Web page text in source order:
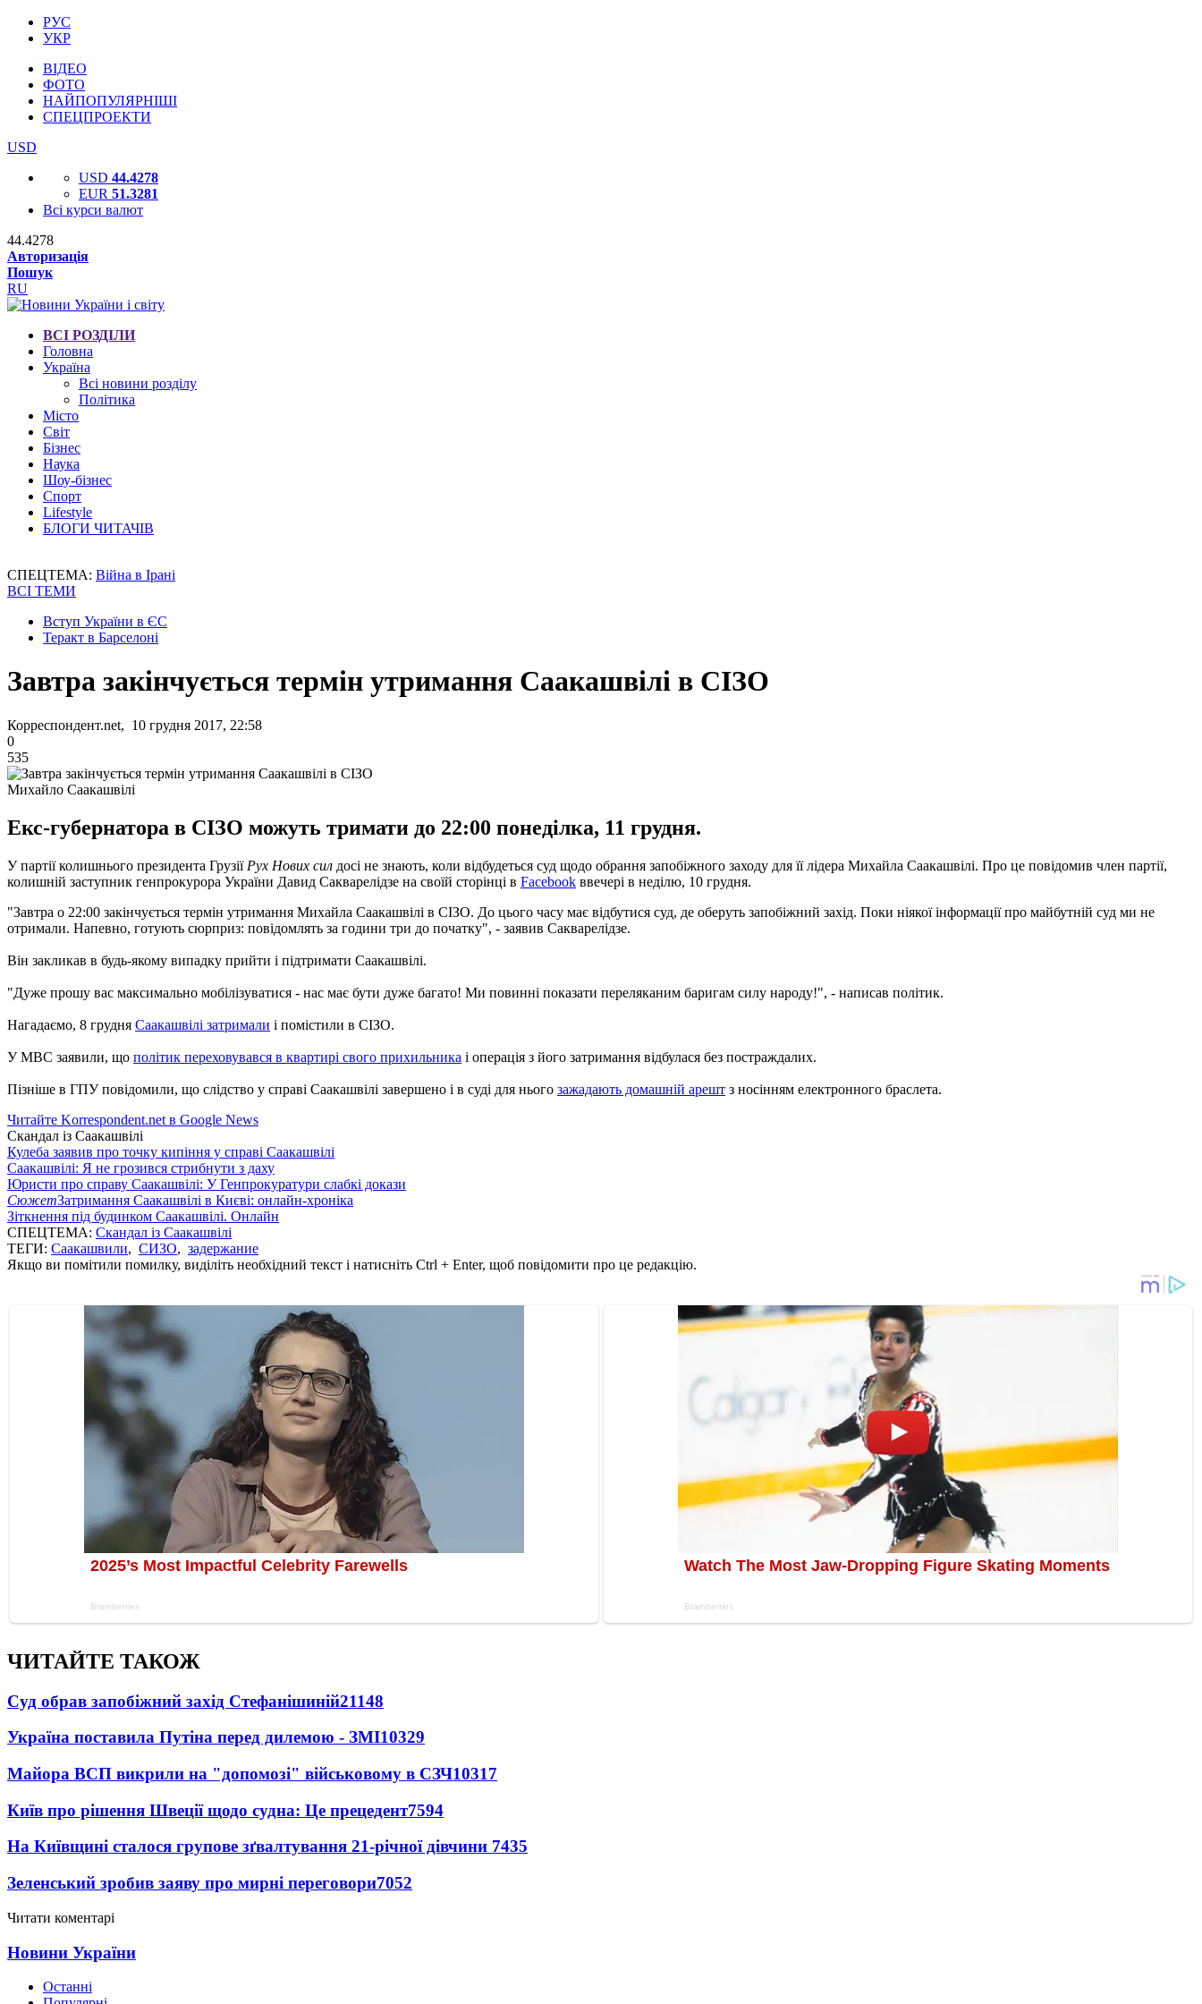
РУС
УКР
ВІДЕО
ФОТО
НАЙПОПУЛЯРНІШІ
СПЕЦПРОЕКТИ
USD
USD 44.4278
EUR 51.3281
Всі курси валют
44.4278
Авторизація
Пошук
RU
ВСІ РОЗДІЛИ
Головна
Україна
Всі новини розділу
Політика
Місто
Світ
Бізнес
Наука
Шоу-бізнес
Спорт
Lifestyle
БЛОГИ ЧИТАЧІВ
СПЕЦТЕМА: Війна в Ірані
ВСІ ТЕМИ
Вступ України в ЄС
Теракт в Барселоні
Завтра закінчується термін утримання Саакашвілі в СІЗО
Корреспондент.net, 10 грудня 2017, 22:58
0
535
Михайло Саакашвілі
Екс-губернатора в СІЗО можуть тримати до 22:00 понеділка, 11 грудня.
У партії колишнього президента Грузії Рух Нових сил досі не знають, коли відбудеться суд щодо обрання запобіжного заходу для її лідера Михайла Саакашвілі. Про це повідомив член партії,
колишній заступник генпрокурора України Давид Сакварелідзе на своїй сторінці в Facebook ввечері в неділю, 10 грудня.
"Завтра о 22:00 закінчується термін утримання Михайла Саакашвілі в СІЗО. До цього часу має відбутися суд, де оберуть запобіжний захід. Поки ніякої інформації про майбутній суд ми не
отримали. Напевно, готують сюрприз: повідомлять за години три до початку", - заявив Сакварелідзе.
Він закликав в будь-якому випадку прийти і підтримати Саакашвілі.
"Дуже прошу вас максимально мобілізуватися - нас має бути дуже багато! Ми повинні показати переляканим баригам силу народу!", - написав політик.
Нагадаємо, 8 грудня Саакашвілі затримали і помістили в СІЗО.
У МВС заявили, що політик переховувався в квартирі свого прихильника і операція з його затримання відбулася без постраждалих.
Пізніше в ГПУ повідомили, що слідство у справі Саакашвілі завершено і в суді для нього зажадають домашній арешт з носінням електронного браслета.
Читайте Korrespondent.net в Google News
Скандал із Саакашвілі
Кулеба заявив про точку кипіння у справі Саакашвілі
Саакашвілі: Я не грозився стрибнути з даху
Юристи про справу Саакашвілі: У Генпрокуратури слабкі докази
СюжетЗатримання Саакашвілі в Києві: онлайн-хроніка
Зіткнення під будинком Саакашвілі. Онлайн
СПЕЦТЕМА: Скандал із Саакашвілі
ТЕГИ: Саакашвили, СИЗО, задержание
Якщо ви помітили помилку, виділіть необхідний текст і натисніть Ctrl + Enter, щоб повідомити про це редакцію.
ЧИТАЙТЕ ТАКОЖ
Суд обрав запобіжний захід Стефанішиній21148
Україна поставила Путіна перед дилемою - ЗМІ10329
Майора ВСП викрили на "допомозі" військовому в СЗЧ10317
Київ про рішення Швеції щодо судна: Це прецедент7594
На Київщині сталося групове зґвалтування 21-річної дівчини 7435
Зеленський зробив заяву про мирні переговори7052
Читати коментарі
Новини України
Останні